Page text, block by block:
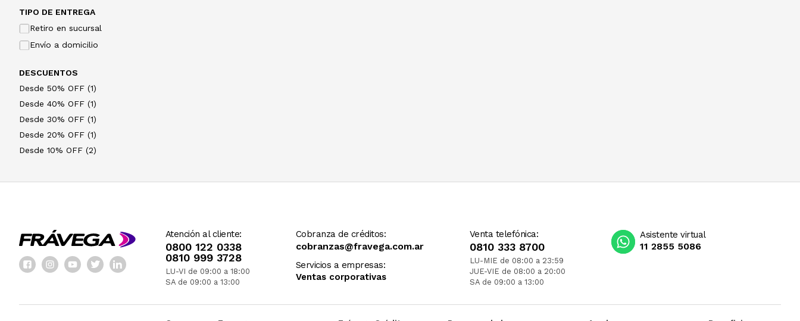
TIPO DE ENTREGA
Retiro en sucursal
Envío a domicilio
DESCUENTOS
Desde 50% OFF (1)
Desde 40% OFF (1)
Desde 30% OFF (1)
Desde 20% OFF (1)
Desde 10% OFF (2)
Atención al cliente:
0800 122 0338
0810 999 3728
LU-VI de 09:00 a 18:00
SA de 09:00 a 13:00
Cobranza de créditos:
cobranzas@fravega.com.ar
Servicios a empresas:
Ventas corporativas
Venta telefónica:
0810 333 8700
LU-MIE de 08:00 a 23:59
JUE-VIE de 08:00 a 20:00
SA de 09:00 a 13:00
Asistente virtual
11 2855 5086